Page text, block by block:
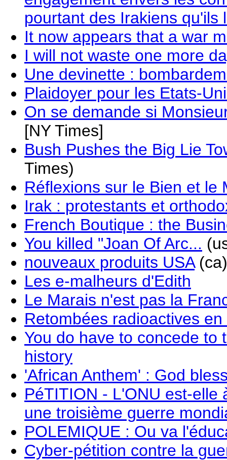
pourtant des Irakiens qu'ils
It now appears that a war
I will not waste one more
Une devinette :
Plaidoyer pour les Etats-
On se demande si
[NY Times]
Bush Pushes the Big Lie
Times)
Réflexions sur le Bien et le
Irak : protestants et
French Boutique : the
You killed "Joan Of Arc...
nouveaux produits USA(ca)
Les e-malheurs d'Edith
Le Marais n'est pas la
Retombées radioactives
You do have to concede to
history
'African Anthem' : God
PéTITION - L'ONU est-elle
une troisième guerre
POLEMIQUE : Ou va
Cyber-pétition contre la